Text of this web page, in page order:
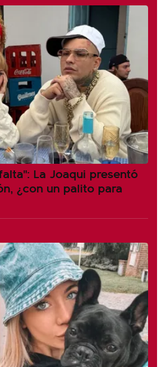
La Joaqui presentó
¿con un palito para